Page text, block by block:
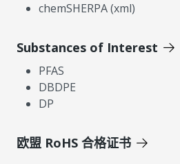
chemSHERPA (xml)
Substances of Interest
PFAS
DBDPE
DP
欧盟 RoHS 合格证书